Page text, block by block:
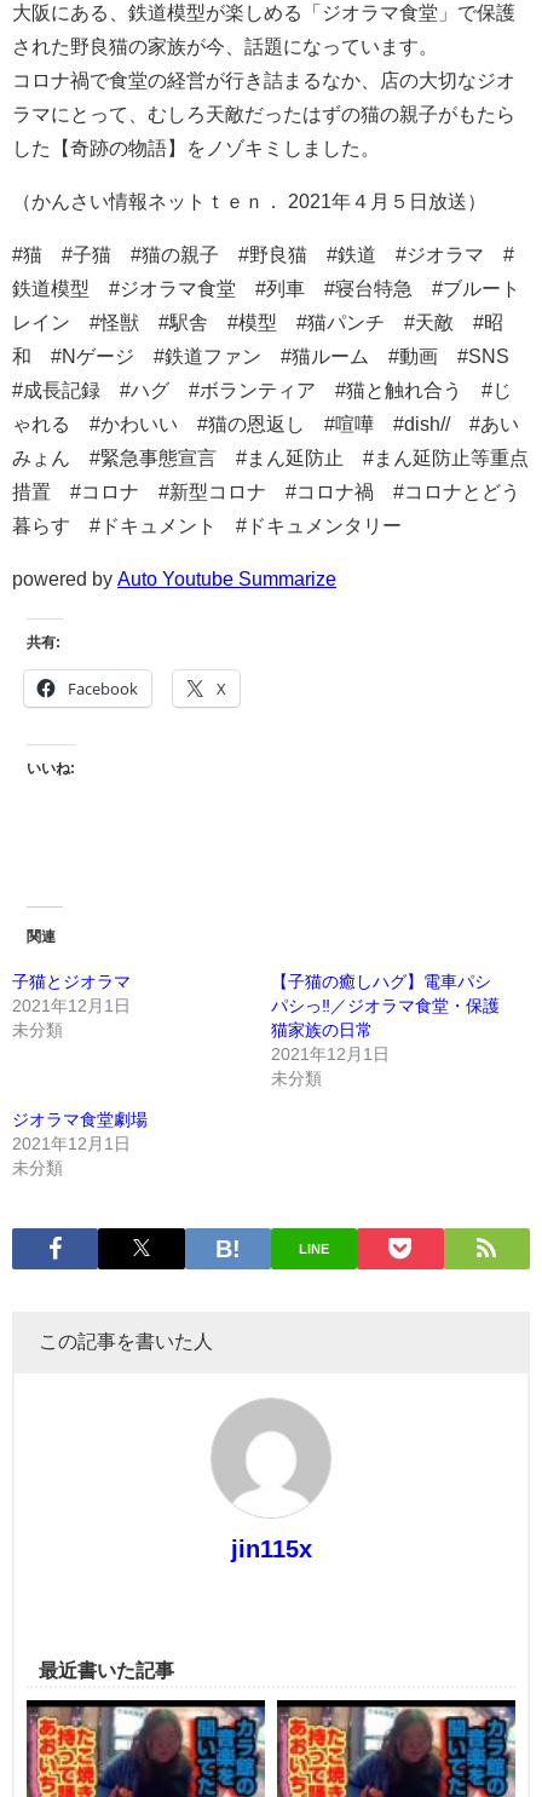
大阪にある、鉄道模型が楽しめる「ジオラマ食堂」で保護
された野良猫の家族が今、話題になっています。
コロナ禍で食堂の経営が行き詰まるなか、店の大切なジオ
ラマにとって、むしろ天敵だったはずの猫の親子がもたら
した【奇跡の物語】をノゾキミしました。
（かんさい情報ネットｔｅｎ． 2021年４月５日放送）
#猫 #子猫 #猫の親子 #野良猫 #鉄道 #ジオラマ #
鉄道模型 #ジオラマ食堂 #列車 #寝台特急 #ブルート
レイン #怪獣 #駅舎 #模型 #猫パンチ #天敵 #昭
和 #Nゲージ #鉄道ファン #猫ルーム #動画 #SNS
#成長記録 #ハグ #ボランティア #猫と触れ合う #じ
ゃれる #かわいい #猫の恩返し #喧嘩 #dish// #あい
みょん #緊急事態宣言 #まん延防止 #まん延防止等重点
措置 #コロナ #新型コロナ #コロナ禍 #コロナとどう
暮らす #ドキュメント #ドキュメンタリー
powered by Auto Youtube Summarize
共有:
Facebook X
いいね:
関連
子猫とジオラマ
2021年12月1日
未分類
【子猫の癒しハグ】電車パシ
パシっ‼️／ジオラマ食堂・保護
猫家族の日常
2021年12月1日
未分類
ジオラマ食堂劇場
2021年12月1日
未分類
LINE
この記事を書いた人
jin115x
最近書いた記事